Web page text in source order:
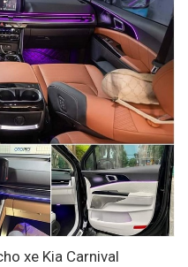
xe Kia Carnival